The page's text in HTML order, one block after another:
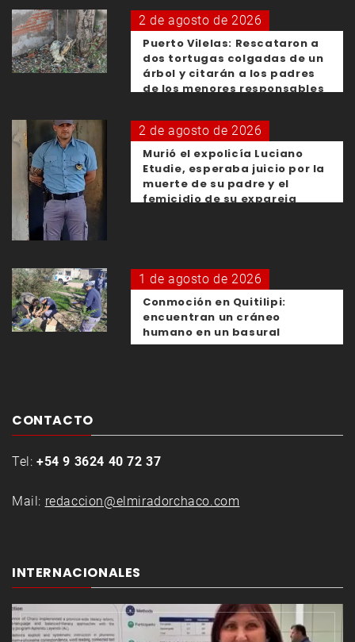
2 de agosto de 2026
Puerto Vilelas: Rescataron a
dos tortugas colgadas de un
árbol y citarán a los padres
de los menores responsables
2 de agosto de 2026
Murió el expolicía Luciano
Etudie, esperaba juicio por la
muerte de su padre y el
femicidio de su expareja
1 de agosto de 2026
Conmoción en Quitilipi:
encuentran un cráneo
humano en un basural
CONTACTO
Tel: +54 9 3624 40 72 37
Mail: redaccion@elmiradorchaco.com
INTERNACIONALES